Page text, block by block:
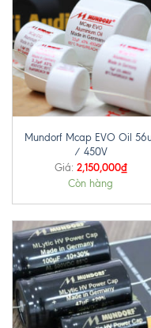
Mundorf Mcap EVO Oil
/ 450V
Giá: 2,150,000₫
Còn hàng